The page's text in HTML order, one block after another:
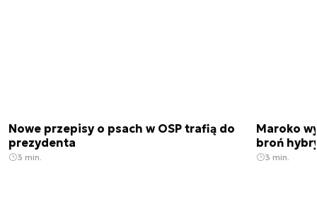
Nowe przepisy o psach w OSP trafią do
prezydenta
3 min.
Maroko
broń
3 min.